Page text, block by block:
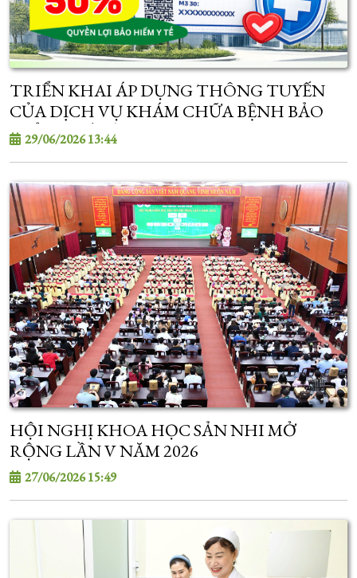
TRIỂN KHAI ÁP DỤNG THÔNG TUYẾN
CỦA DỊCH VỤ KHÁM CHỮA BỆNH BẢO
HIỂM Y TẾ TỪ 01/7/2026
29/06/2026 13:44
HỘI NGHỊ KHOA HỌC SẢN NHI MỞ
RỘNG LẦN V NĂM 2026
27/06/2026 15:49